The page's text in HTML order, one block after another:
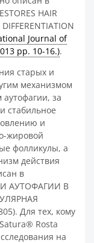
HAIR
Journal of
pp. 10-16.).
старых и
механизмом
за
стабильное
и
жировой
фолликулы, а
действия
в
АУТОФАГИИ В
Для тех, кому
Rosta
на